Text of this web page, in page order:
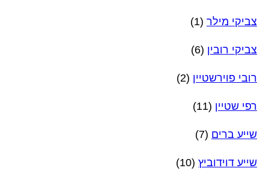
צביקי מילר (1)
צביקי רובין (6)
רובי פוירשטיין (2)
רפי שטיין (11)
שייע ברים (7)
שייע דוידוביץ (10)